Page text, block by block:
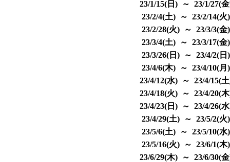
23/1/15(日) ～ 23/1/27(
23/2/4(土) ～ 23/2/14(
23/2/28(火) ～ 23/3/3(
23/3/4(土) ～ 23/3/17(
23/3/26(日) ～ 23/4/2(
23/4/6(木) ～ 23/4/10(
23/4/12(水) ～ 23/4/15(
23/4/18(火) ～ 23/4/20(
23/4/23(日) ～ 23/4/26(
23/4/29(土) ～ 23/5/2(
23/5/6(土) ～ 23/5/10(
23/5/16(火) ～ 23/6/1(
23/6/29(木) ～ 23/6/30(